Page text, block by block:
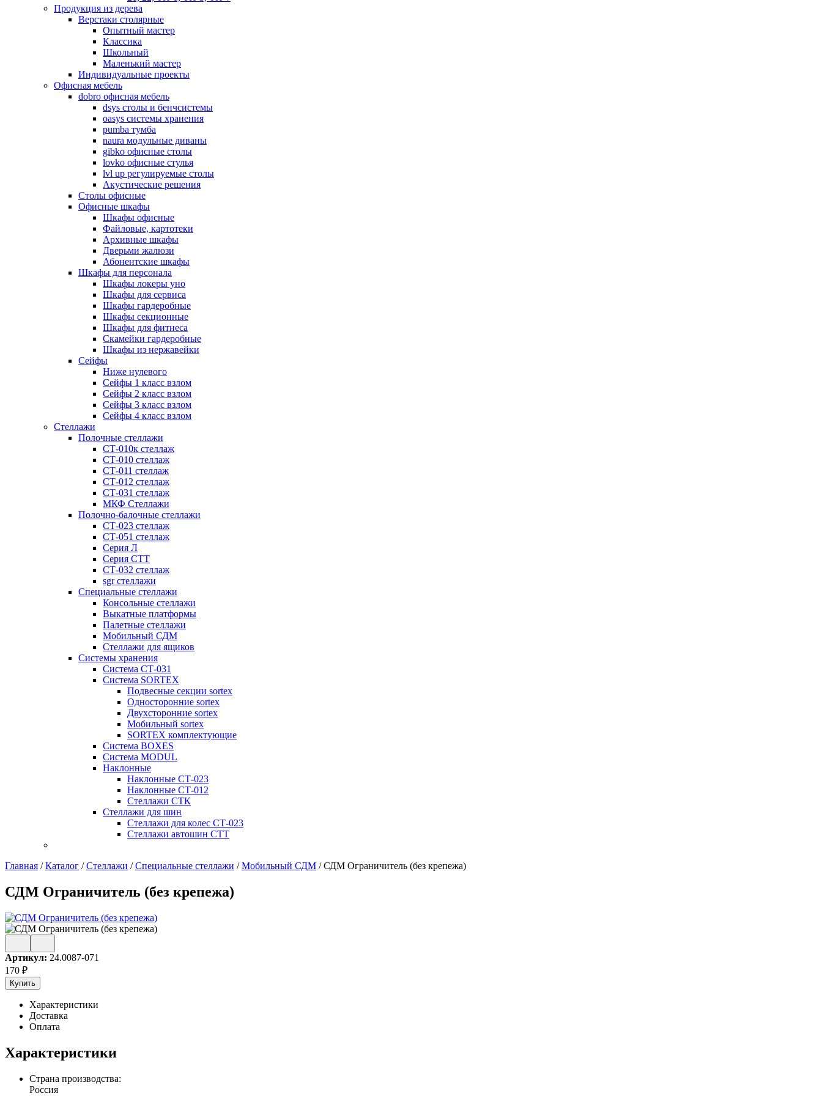
Продукция из дерева
Верстаки столярные
Опытный мастер
Классика
Школьный
Маленький мастер
Индивидуальные проекты
Офисная мебель
dobro офисная мебель
dsys столы и бенчсистемы
oasys системы хранения
pumba тумба
naura модульные диваны
gibko офисные столы
lovko офисные стулья
lvl up регулируемые столы
Акустические решения
Столы офисные
Офисные шкафы
Шкафы офисные
Файловые, картотеки
Архивные шкафы
Дверьми жалюзи
Абонентские шкафы
Шкафы для персонала
Шкафы локеры уно
Шкафы для сервиса
Шкафы гардеробные
Шкафы секционные
Шкафы для фитнеса
Скамейки гардеробные
Шкафы из нержавейки
Сейфы
Ниже нулевого
Сейфы 1 класс взлом
Сейфы 2 класс взлом
Сейфы 3 класс взлом
Сейфы 4 класс взлом
Стеллажи
Полочные стеллажи
СТ-010к стеллаж
СТ-010 стеллаж
СТ-011 стеллаж
СТ-012 стеллаж
СТ-031 стеллаж
МКФ Стеллажи
Полочно-балочные стеллажи
СТ-023 стеллаж
СТ-051 стеллаж
Серия Л
Серия СТТ
СТ-032 стеллаж
sgr стеллажи
Специальные стеллажи
Консольные стеллажи
Выкатные платформы
Палетные стеллажи
Мобильный СДМ
Стеллажи для ящиков
Системы хранения
Система СТ-031
Система SORTEX
Подвесные секции sortex
Односторонние sortex
Двухсторонние sortex
Мобильный sortex
SORTEX комплектующие
Система BOXES
Система MODUL
Наклонные
Наклонные СТ-023
Наклонные СТ-012
Стеллажи СТК
Стеллажи для шин
Стеллажи для колес СТ-023
Стеллажи автошин СТТ
Главная /Каталог /Стеллажи /Специальные стеллажи /Мобильный СДМ /СДМ Ограничитель (без крепежа)
СДМ Ограничитель (без крепежа)
Артикул: 24.0087-071
170 ₽
Купить
Характеристики
Доставка
Оплата
Характеристики
Страна производства:
Россия